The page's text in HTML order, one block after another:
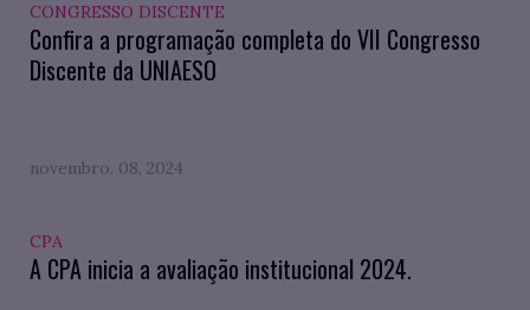
CONGRESSO DISCENTE
Confira a programação completa do VII Congresso
Discente da UNIAESO
novembro. 08, 2024
CPA
A CPA inicia a avaliação institucional 2024.